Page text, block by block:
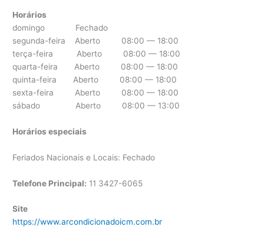
Horários
domingo Fechado
segunda-feira Aberto 08:00 — 18:00
terça-feira Aberto 08:00 — 18:00
quarta-feira Aberto 08:00 — 18:00
quinta-feira Aberto 08:00 — 18:00
sexta-feira Aberto 08:00 — 18:00
sábado Aberto 08:00 — 13:00
Horários especiais
Feriados Nacionais e Locais: Fechado
Telefone Principal: 11 3427-6065
Site
https://www.arcondicionadoicm.com.br